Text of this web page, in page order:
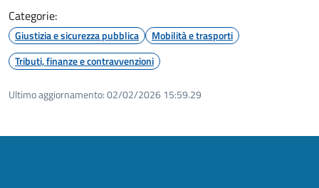
Categorie:
Giustizia e sicurezza pubblica
Mobilità e trasporti
Tributi, finanze e contravvenzioni
Ultimo aggiornamento:02/02/2026 15:59.29